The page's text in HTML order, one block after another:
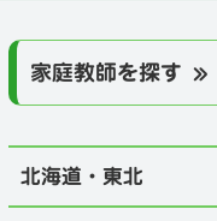
家庭教師を探す
北海道・東北